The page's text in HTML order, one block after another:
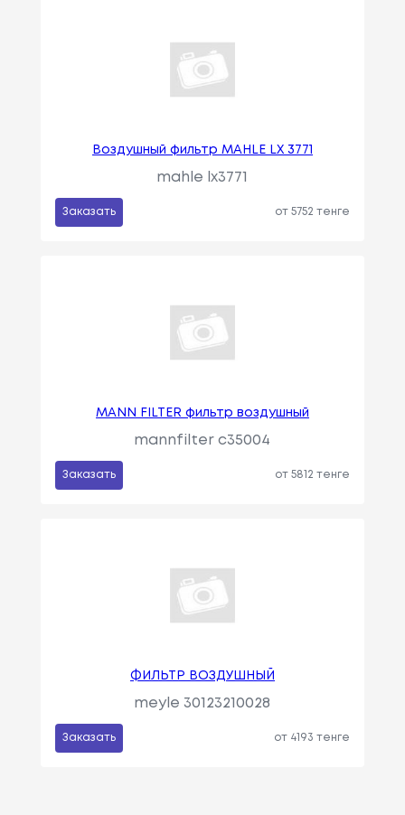
Воздушный фильтр MAHLE LX 3771
mahle lx3771
Заказать от 5752 тенге
MANN FILTER фильтр воздушный
mannfilter c35004
Заказать от 5812 тенге
ФИЛЬТР ВОЗДУШНЫЙ
meyle 30123210028
Заказать от 4193 тенге